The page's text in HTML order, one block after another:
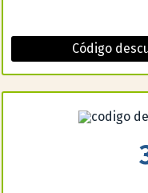
Código